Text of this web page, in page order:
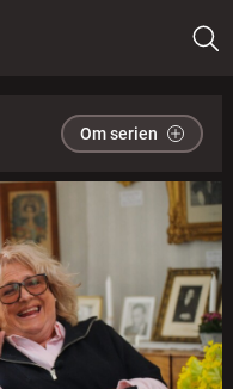
Om serien